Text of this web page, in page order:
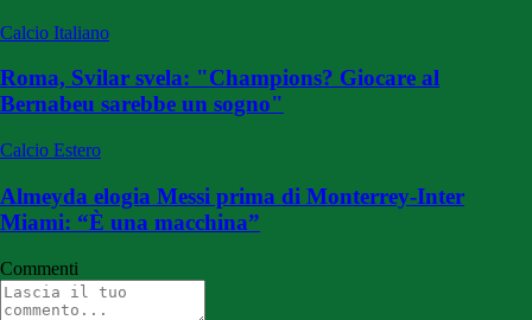
Calcio Italiano
Roma, Svilar svela: "Champions? Giocare al
Bernabeu sarebbe un sogno"
Calcio Estero
Almeyda elogia Messi prima di Monterrey-Inter
Miami: “È una macchina”
Commenti